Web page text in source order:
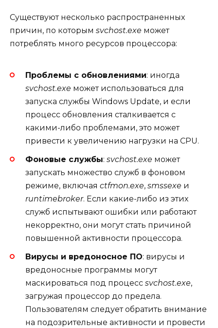
Существуют несколько распространенных
причин, по которым svchost.exe может
потреблять много ресурсов процессора:
Проблемы с обновлениями: иногда
svchost.exe может использоваться для
запуска службы Windows Update, и если
процесс обновления сталкивается с
какими-либо проблемами, это может
привести к увеличению нагрузки на CPU.
Фоновые службы: svchost.exe может
запускать множество служб в фоновом
режиме, включая ctfmon.exe, smssexe и
runtimebroker. Если какие-либо из этих
служб испытывают ошибки или работают
некорректно, они могут стать причиной
повышенной активности процессора.
Вирусы и вредоносное ПО: вирусы и
вредоносные программы могут
маскироваться под процесс svchost.exe,
загружая процессор до предела.
Пользователям следует обратить внимание
на подозрительные активности и провести